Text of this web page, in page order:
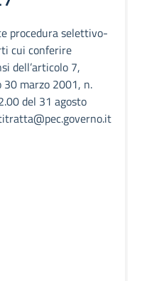
procedura selettivo-
cui conferire
dell’articolo 7,
marzo 2001, n.
del 31 agosto